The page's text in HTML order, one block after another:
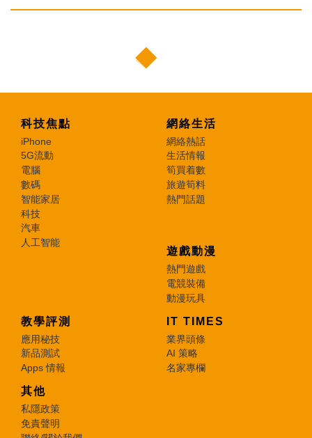
科技焦點
iPhone
5G流動
電腦
數碼
智能家居
科技
汽車
人工智能
網絡生活
網絡熱話
生活情報
筍買着數
旅遊筍料
熱門話題
遊戲動漫
熱門遊戲
電競裝備
動漫玩具
教學評測
應用秘技
新品測試
Apps 情報
IT TIMES
業界頭條
AI 策略
名家專欄
其他
私隱政策
免責聲明